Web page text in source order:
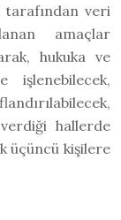
tarafından veri
amaçlar
hukuka ve
işlenebilecek,
hallerde
üçüncü kişilere